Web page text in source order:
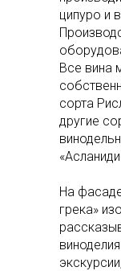
ципуро и
Все вина
сорта
другие
На
грека»